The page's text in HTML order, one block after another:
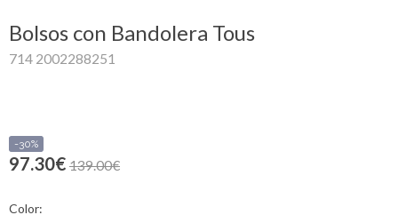
Bolsos con Bandolera Tous
714 2002288251
-30%
97.30€ 139.00€
Color: